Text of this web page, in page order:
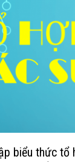
biểu thức tổ